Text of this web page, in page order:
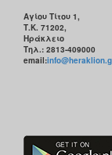
Κοινωνικό
Φαρμακείο
Φύλων
Αγίου Τίτου 1,
Τ.Κ. 71202,
Ηράκλειο
Τηλ.: 2813-409000
email: